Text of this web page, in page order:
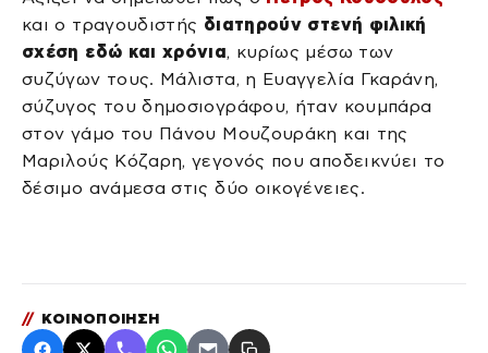
και ο τραγουδιστής διατηρούν στενή φιλική
σχέση εδώ και χρόνια, κυρίως μέσω των
συζύγων τους. Μάλιστα, η Ευαγγελία Γκαράνη,
σύζυγος του δημοσιογράφου, ήταν κουμπάρα
στον γάμο του Πάνου Μουζουράκη και της
Μαριλούς Κόζαρη, γεγονός που αποδεικνύει το
δέσιμο ανάμεσα στις δύο οικογένειες.
// ΚΟΙΝΟΠΟΙΗΣΗ